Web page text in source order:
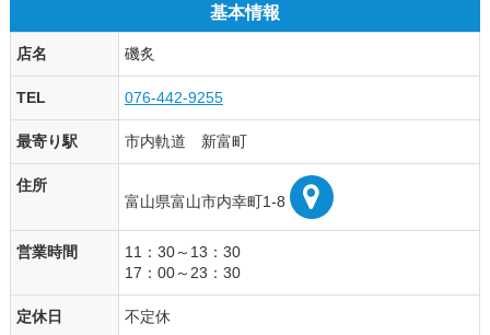
基本情報
店名 磯炙
TEL 076-442-9255
最寄り駅 市内軌道 新富町
住所
富山県富山市内幸町1-8
営業時間
11：30～13：30
17：00～23：30
定休日 不定休